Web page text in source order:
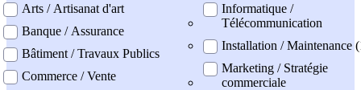
Arts / Artisanat d'art
Banque / Assurance
Bâtiment / Travaux Publics
Commerce / Vente
Informatique /
Télécommunication
Installation / Maintenance
Marketing / Stratégie
commerciale